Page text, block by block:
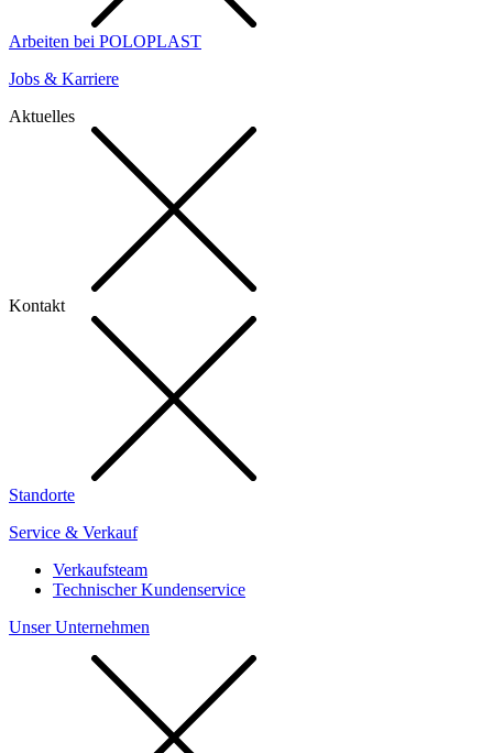
Arbeiten bei POLOPLAST
Jobs & Karriere
Aktuelles
Kontakt
Standorte
Service & Verkauf
Verkaufsteam
Technischer Kundenservice
Unser Unternehmen